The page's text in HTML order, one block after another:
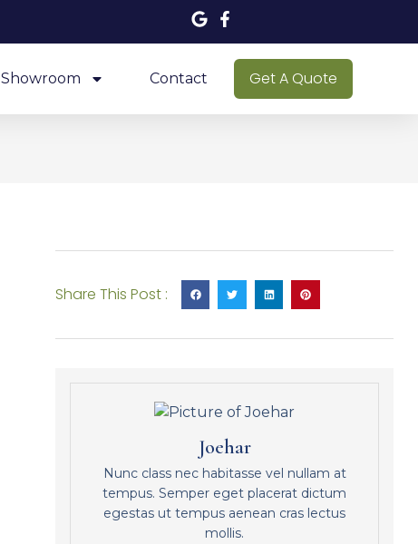
Showroom Contact Get A Quote
Share This Post :
Joehar
Nunc class nec habitasse vel nullam at
tempus. Semper eget placerat dictum
egestas ut tempus aenean cras lectus
mollis.